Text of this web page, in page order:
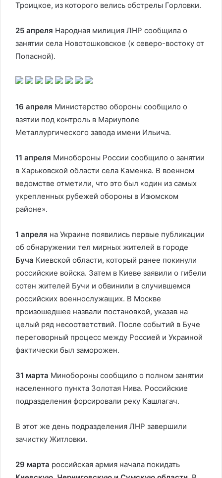
Троицкое, из которого велись обстрелы Горловки.
25 апреля Народная милиция ЛНР сообщила о
занятии села Новотошковское (к северо-востоку от
Попасной).
16 апреля Министерство обороны сообщило о
взятии под контроль в Мариуполе
Металлургического завода имени Ильича.
11 апреля Минобороны России сообщило о занятии
в Харьковской области села Каменка. В военном
ведомстве отметили, что это был «один из самых
укрепленных рубежей обороны в Изюмском
районе».
1 апреля на Украине появились первые публикации
об обнаружении тел мирных жителей в городе
Буча Киевской области, который ранее покинули
российские войска. Затем в Киеве заявили о гибели
сотен жителей Бучи и обвинили в случившемся
российских военнослужащих. В Москве
произошедшее назвали постановкой, указав на
целый ряд несоответствий. После событий в Буче
переговорный процесс между Россией и Украиной
фактически был заморожен.
31 марта Минобороны сообщило о полном занятии
населенного пункта Золотая Нива. Российские
подразделения форсировали реку Кашлагач.
В этот же день подразделения ЛНР завершили
зачистку Житловки.
29 марта российская армия начала покидать